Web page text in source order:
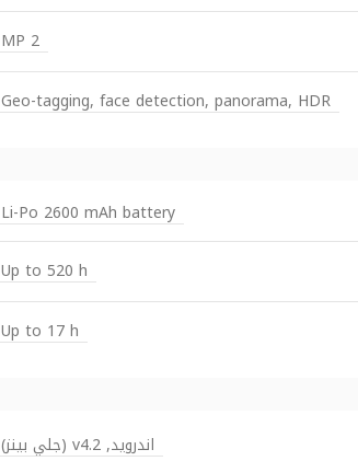
2 MP
Geo-tagging, face detection, panorama, HDR
Li-Po 2600 mAh battery
Up to 520 h
Up to 17 h
اندرويد, v4.2 (جلي بينز)